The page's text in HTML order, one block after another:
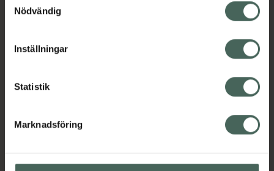
återkalla ditt samtycke via webbplatsens
cookieinställningar. Ett återkallat samtycke påverkar inte
lagligheten av behandling som skett innan återkallelsen.
Nödvändig
Inställningar
Statistik
Marknadsföring